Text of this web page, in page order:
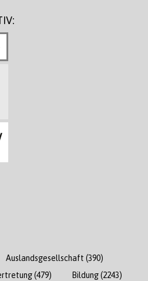
Auslandsgesellschaft (390)
(479) Bildung(2243)